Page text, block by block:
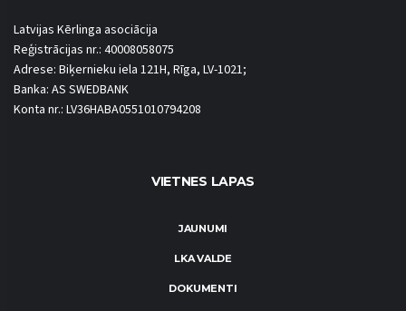
Latvijas Kērlinga asociācija
Reģistrācijas nr.: 40008058075
Adrese: Biķernieku iela 121H, Rīga, LV-1021;
Banka: AS SWEDBANK
Konta nr.: LV36HABA0551010794208
VIETNES LAPAS
JAUNUMI
LKA VALDE
DOKUMENTI